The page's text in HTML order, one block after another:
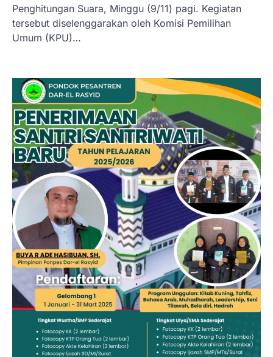
Penghitungan Suara, Minggu (9/11) pagi. Kegiatan
tersebut diselenggarakan oleh Komisi Pemilihan
Umum (KPU)…